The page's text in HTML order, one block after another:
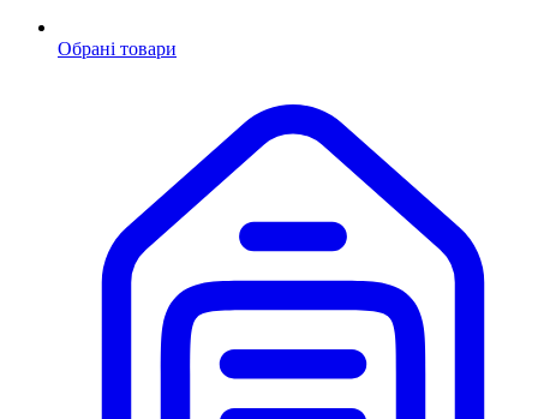
Обрані товари